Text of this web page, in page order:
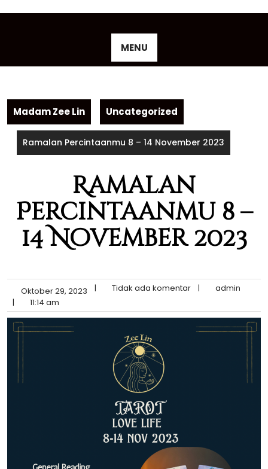
MENU
Madam Zee Lin Uncategorized
Ramalan Percintaanmu 8 – 14 November 2023
Ramalan
Percintaanmu 8 –
14 November 2023
Oktober 29, 2023 | Tidak ada komentar |
admin
|
11:14 am